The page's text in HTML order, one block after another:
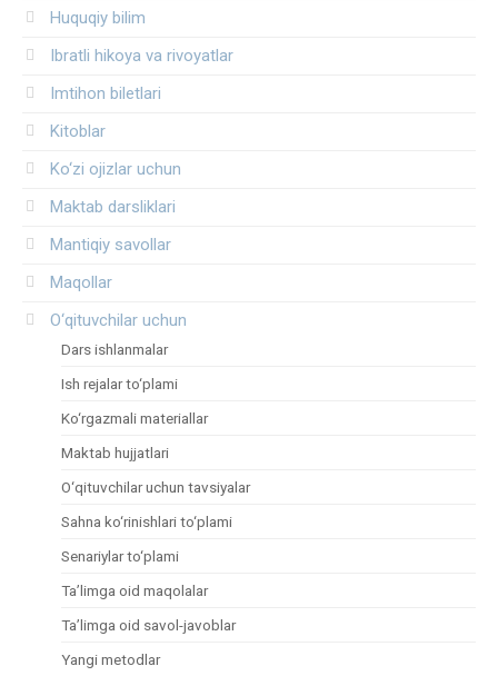
Huquqiy bilim
Ibratli hikoya va rivoyatlar
Imtihon biletlari
Kitoblar
Ko‘zi ojizlar uchun
Maktab darsliklari
Mantiqiy savollar
Maqollar
O‘qituvchilar uchun
Dars ishlanmalar
Ish rejalar to‘plami
Ko‘rgazmali materiallar
Maktab hujjatlari
O‘qituvchilar uchun tavsiyalar
Sahna ko‘rinishlari to‘plami
Senariylar to‘plami
Ta’limga oid maqolalar
Ta’limga oid savol-javoblar
Yangi metodlar